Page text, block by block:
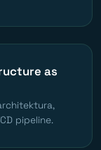
as
pipeline.